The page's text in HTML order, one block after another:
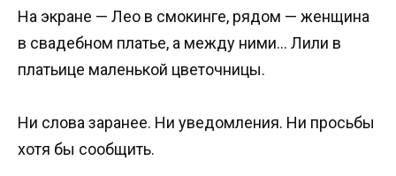
На экране — Лео в смокинге, рядом — женщина
в свадебном платье, а между ними… Лили в
платьице маленькой цветочницы.
Ни слова заранее. Ни уведомления. Ни просьбы
хотя бы сообщить.